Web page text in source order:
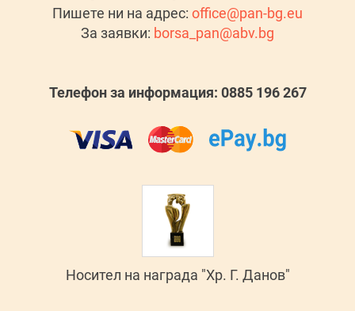
Пишете ни на адрес: office@pan-bg.eu
За заявки: borsa_pan@abv.bg
Телефон за информация: 0885 196 267
Носител на награда "Хр. Г. Данов"